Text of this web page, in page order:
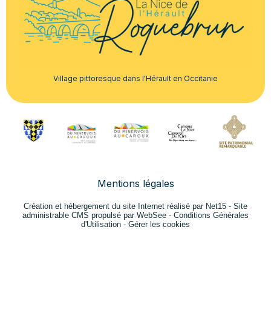
Village pittoresque dans l'Hérault en Occitanie
Mentions légales
Création et hébergement du site Internet réalisé par Net15 - Site
administrable CMS propulsé par WebSee - Conditions Générales
d'Utilisation - Gérer les cookies